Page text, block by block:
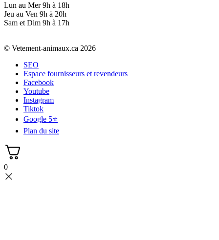
Lun au Mer 9h à 18h
Jeu au Ven 9h à 20h
Sam et Dim 9h à 17h
© Vetement-animaux.ca 2026
SEO
Espace fournisseurs et revendeurs
Facebook
Youtube
Instagram
Tiktok
Google 5⭐
Plan du site
0